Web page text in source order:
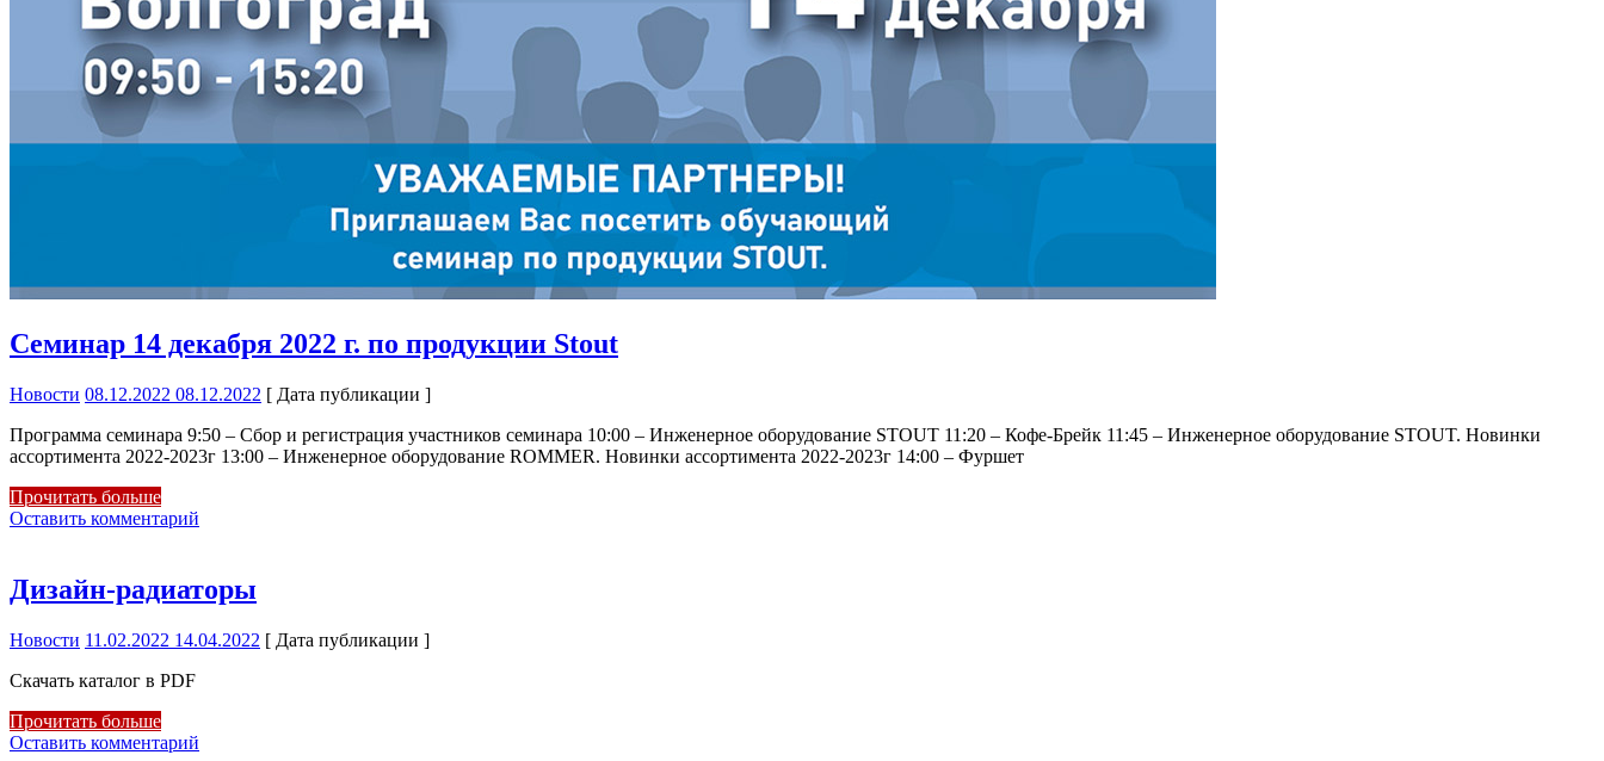
Семинар 14 декабря 2022 г. по продукции Stout
Новости 08.12.2022 08.12.2022 [ Дата публикации ]
Программа семинара 9:50 – Сбор и регистрация участников семинара 10:00 – Инженерное оборудование STOUT 11:20 – Кофе-Брейк 11:45 – Инженерное оборудование STOUT. Новинки
ассортимента 2022-2023г 13:00 – Инженерное оборудование ROMMER. Новинки ассортимента 2022-2023г 14:00 – Фуршет
Прочитать больше
Оставить комментарий
Дизайн-радиаторы
Новости 11.02.2022 14.04.2022 [ Дата публикации ]
Скачать каталог в PDF
Прочитать больше
Оставить комментарий